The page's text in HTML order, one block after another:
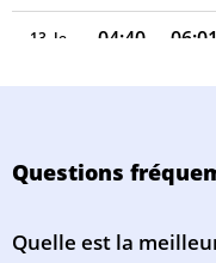
13, Je 04:40 06:01
14, Ve 04:42
17, Lu 04:48 06:07
Questions
Quelle est la